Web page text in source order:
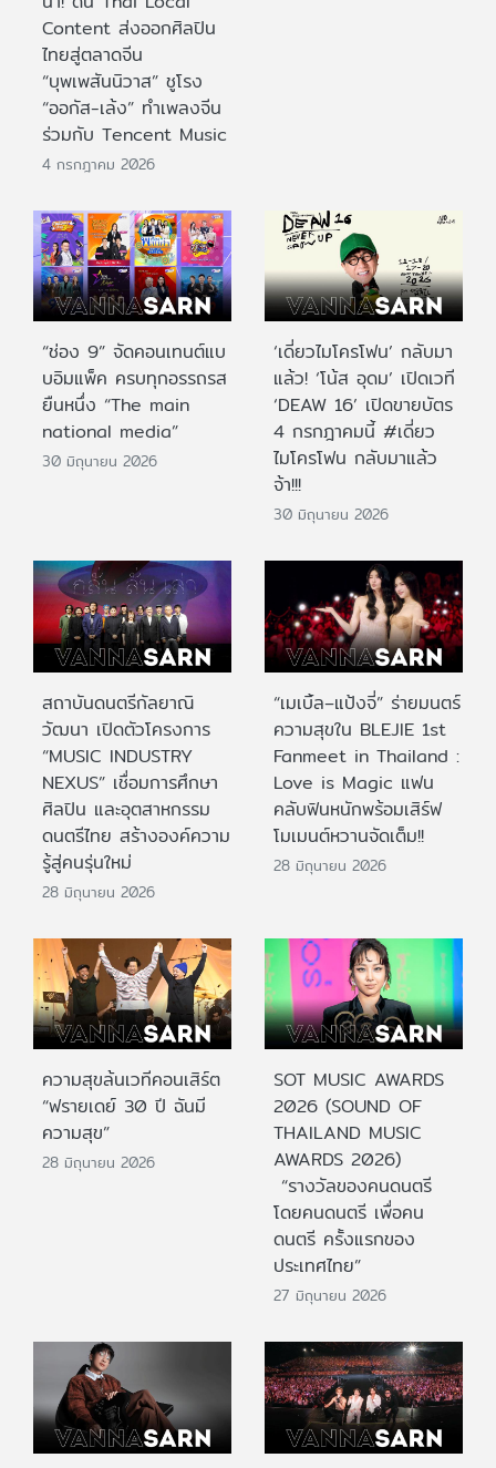
Content ส่งออกศิลปิน
ไทยสู่ตลาดจีน
“บุพเพสันนิวาส” ชูโรง
“ออกัส-เล้ง” ทำเพลงจีน
ร่วมกับ Tencent Music
4 กรกฎาคม 2026
“ช่อง 9” จัดคอนเทนต์แบ
บอิมแพ็ค ครบทุกอรรถรส
ยืนหนึ่ง “The main
national media”
30 มิถุนายน 2026
‘เดี่ยวไมโครโฟน’ กลับมา
แล้ว! ‘โน้ส อุดม’ เปิดเวที
‘DEAW 16’ เปิดขายบัตร
4 กรกฎาคมนี้ #เดี่ยว
ไมโครโฟน กลับมาแล้ว
จ้า!!!
30 มิถุนายน 2026
สถาบันดนตรีกัลยาณิ
วัฒนา เปิดตัวโครงการ
“MUSIC INDUSTRY
NEXUS” เชื่อมการศึกษา
ศิลปิน และอุตสาหกรรม
ดนตรีไทย สร้างองค์ความ
รู้สู่คนรุ่นใหม่
28 มิถุนายน 2026
“เมเบิ้ล–แป้งจี่” ร่ายมนตร์
ความสุขใน BLEJIE 1st
Fanmeet in Thailand :
Love is Magic แฟน
คลับฟินหนักพร้อมเสิร์ฟ
โมเมนต์หวานจัดเต็ม!!
28 มิถุนายน 2026
ความสุขล้นเวทีคอนเสิร์ต
“ฟรายเดย์ 30 ปี ฉันมี
ความสุข”
28 มิถุนายน 2026
SOT MUSIC AWARDS
2026 (SOUND OF
THAILAND MUSIC
AWARDS 2026)
“รางวัลของคนดนตรี
โดยคนดนตรี เพื่อคน
ดนตรี ครั้งแรกของ
ประเทศไทย”
27 มิถุนายน 2026